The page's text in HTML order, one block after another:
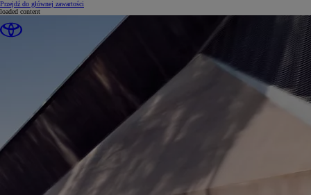
Przejdź do głównej zawartości
loaded content